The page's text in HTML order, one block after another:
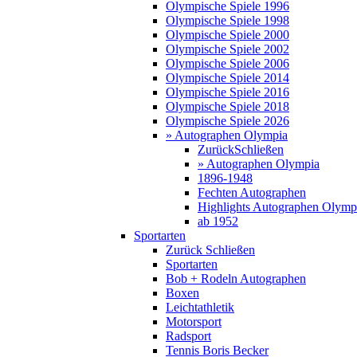
Olympische Spiele 1996
Olympische Spiele 1998
Olympische Spiele 2000
Olympische Spiele 2002
Olympische Spiele 2006
Olympische Spiele 2014
Olympische Spiele 2016
Olympische Spiele 2018
Olympische Spiele 2026
» Autographen Olympia
ZurückSchließen
» Autographen Olympia
1896-1948
Fechten Autographen
Highlights Autographen
ab 1952
Sportarten
Zurück Schließen
Sportarten
Bob + Rodeln Autographen
Boxen
Leichtathletik
Motorsport
Radsport
Tennis Boris Becker